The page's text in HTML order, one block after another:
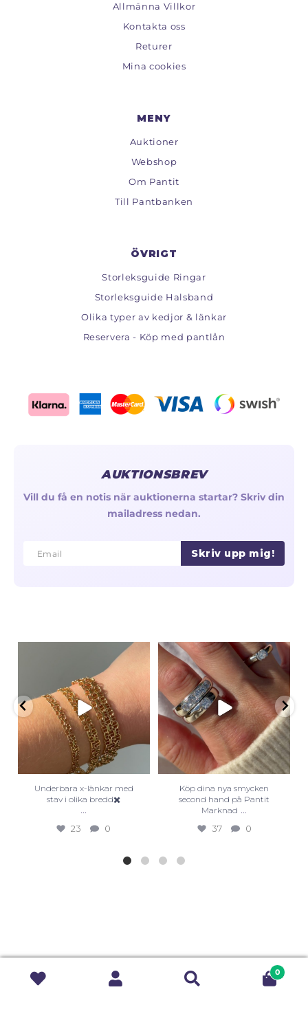
Allmänna Villkor
Kontakta oss
Returer
Mina cookies
MENY
Auktioner
Webshop
Om Pantit
Till Pantbanken
ÖVRIGT
Storleksguide Ringar
Storleksguide Halsband
Olika typer av kedjor & länkar
Reservera - Köp med pantlån
0
AUKTIONSBREV
Vill du få en notis när auktionerna startar? Skriv din
mailadress nedan.
Email
Email Skriv upp mig!
Underbara x-länkar med
stav i olika bredd✖️
...
23 0
Köp dina nya smycken
second hand på Pantit
Marknad ...
37 0